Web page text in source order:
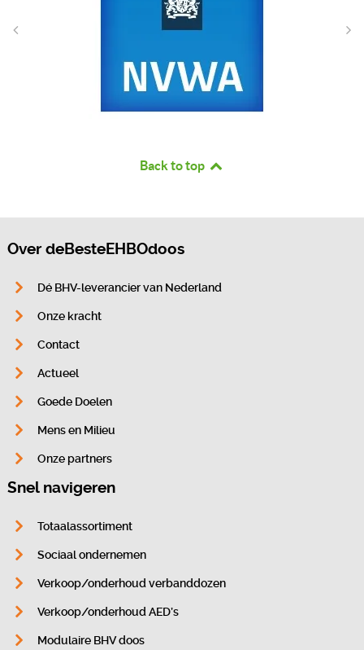
Back to top
Over deBesteEHBOdoos
Dé BHV-leverancier van Nederland
Onze kracht
Contact
Actueel
Goede Doelen
Mens en Milieu
Onze partners
Snel navigeren
Totaalassortiment
Sociaal ondernemen
Verkoop/onderhoud verbanddozen
Verkoop/onderhoud AED’s
Modulaire BHV doos